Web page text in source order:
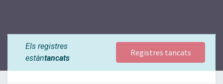
Els registres
estàntancats
Registres tancats